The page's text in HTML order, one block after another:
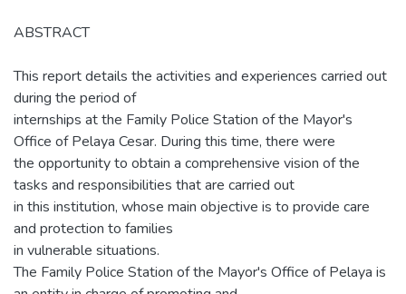
ABSTRACT
This report details the activities and experiences carried out
during the period of
internships at the Family Police Station of the Mayor's
Office of Pelaya Cesar. During this time, there were
the opportunity to obtain a comprehensive vision of the
tasks and responsibilities that are carried out
in this institution, whose main objective is to provide care
and protection to families
in vulnerable situations.
The Family Police Station of the Mayor's Office of Pelaya is